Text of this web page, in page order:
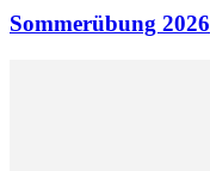
Sommerübung 2026